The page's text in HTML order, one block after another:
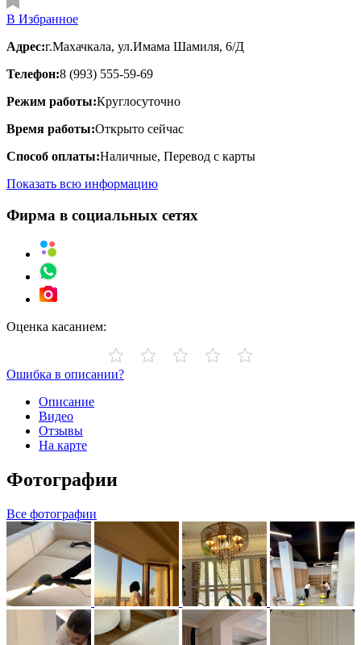
В Избранное
Адрес:г.Махачкала, ул.Имама Шамиля, 6/Д
Телефон:8 (993) 555-59-69
Режим работы:Круглосуточно
Время работы:Открыто сейчас
Способ оплаты:Наличные, Перевод с карты
Показать всю информацию
Фирма в социальных сетях
Оценка касанием:
Ошибка в описании?
Описание
Видео
Отзывы
На карте
Фотографии
Все фотографии